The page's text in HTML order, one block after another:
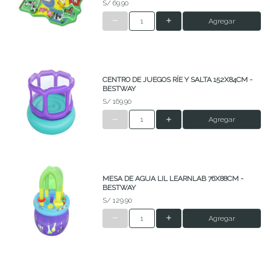
S/ 69.90
Agregar
CENTRO DE JUEGOS RÍE Y SALTA 152X84CM -
BESTWAY
S/ 169.90
Agregar
MESA DE AGUA LIL LEARNLAB 76X88CM -
BESTWAY
S/ 129.90
Agregar